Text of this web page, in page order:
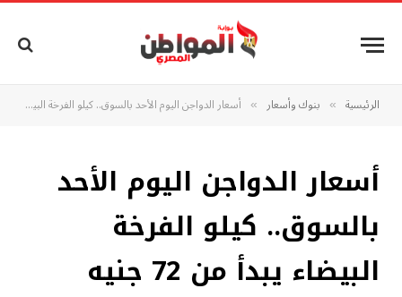
الرئيسية » بنوك وأسعار » أسعار الدواجن اليوم الأحد بالسوق.. كيلو الفرخة البيضاء يبدأ من 72 جنيه
أسعار الدواجن اليوم الأحد
بالسوق.. كيلو الفرخة
البيضاء يبدأ من 72 جنيه